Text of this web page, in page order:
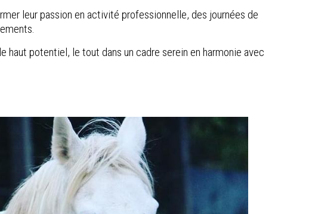
leur passion en activité professionnelle, des journées de
haut potentiel, le tout dans un cadre serein en harmonie avec